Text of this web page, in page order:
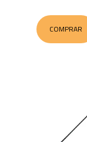
COMPRAR